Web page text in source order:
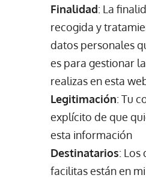
Finalidad: La
recogida y
datos personales
es para gestionar
realizas en esta
Legitimación: Tu
explícito de que
esta información
Destinatarios: Los
facilitas están en